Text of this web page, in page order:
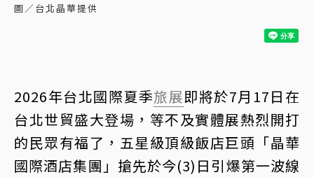
圖／台北晶華提供
2026年台北國際夏季旅展即將於7月17日在
台北世貿盛大登場，等不及實體展熱烈開打
的民眾有福了，五星級頂級飯店巨頭「晶華
國際酒店集團」搶先於今(3)日引爆第一波線